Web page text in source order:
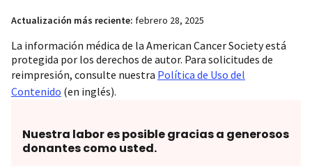
Actualización más reciente: febrero 28, 2025
La información médica de la American Cancer Society está
protegida por los derechos de autor. Para solicitudes de
reimpresión, consulte nuestra Política de Uso del
Contenido (en inglés).
Nuestra labor es posible gracias a generosos
donantes como usted.